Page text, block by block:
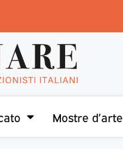
Mostre d’arte